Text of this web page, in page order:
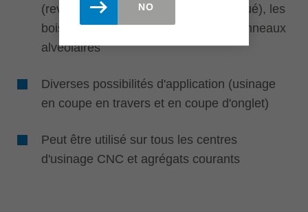
(revêtement papier, synthétique, plaqué), les
bois stratifiés, le bois massif et les panneaux
alvéolaires
Diverses possibilités d'application (usinage
en coupe en travers et en coupe d'onglet)
Peut être utilisé sur tous les centres
d'usinage CNC et agrégats courants
NO